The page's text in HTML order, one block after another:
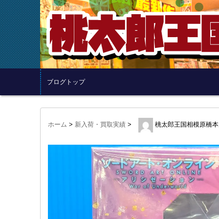
ブログトップ
ホーム > 新入荷・買取実績 > 桃太郎王国相模原橋